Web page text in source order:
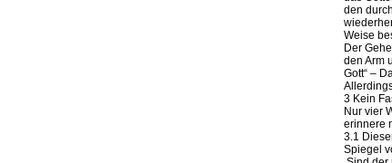
den
Weise
Der
den Arm
Gott“ –
3 Kein
Nur vier
erinnere
3.1
Spiegel